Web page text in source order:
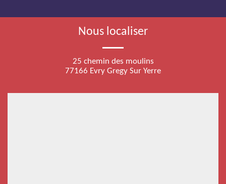
Nous localiser
25 chemin des moulins
77166 Evry Gregy Sur Yerre